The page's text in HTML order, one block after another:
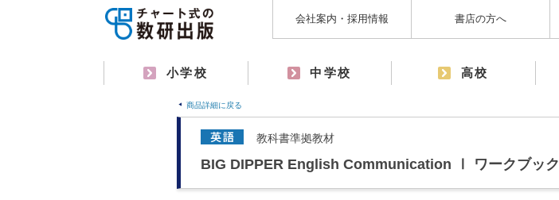
会社案内・採用情報 書店の方へ
小学校 中学校 高校
商品詳細に戻る
教科書準拠教材
BIG DIPPER English Communication Ⅰ ワークブック